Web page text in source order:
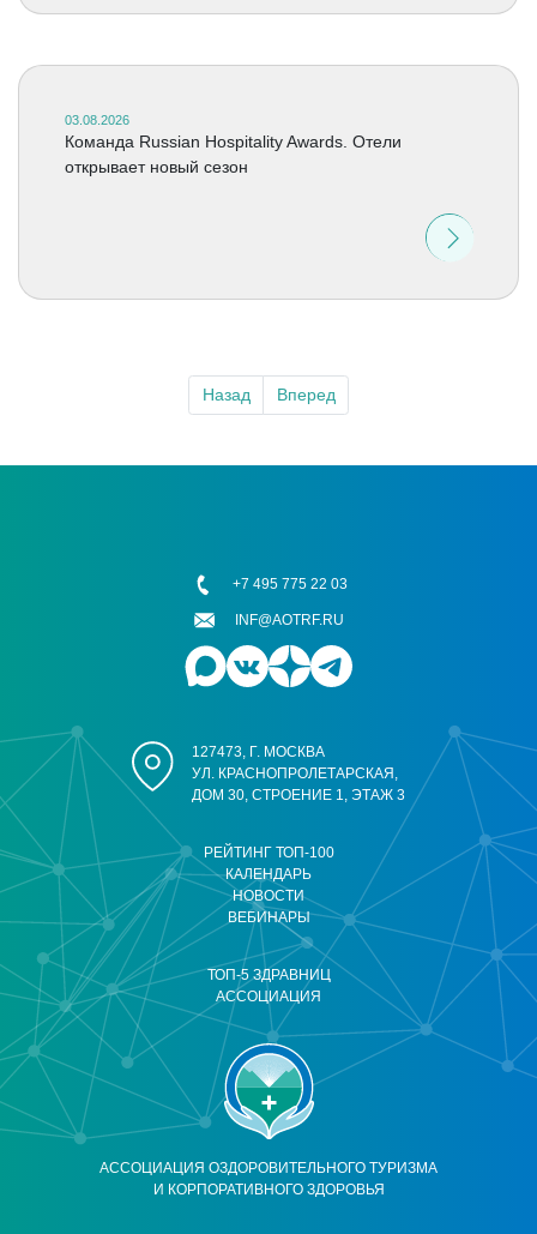
03.08.2026
Команда Russian Hospitality Awards. Отели
открывает новый сезон
Назад Вперед
АССОЦИАЦИЯ ОЗДОРОВИТЕЛЬНОГО ТУРИЗМА
И КОРПОРАТИВНОГО ЗДОРОВЬЯ
РЕЙТИНГ ТОП-100
КАЛЕНДАРЬ
НОВОСТИ
ВЕБИНАРЫ
ТОП-5 ЗДРАВНИЦ
АССОЦИАЦИЯ
127473, Г. МОСКВА
УЛ. КРАСНОПРОЛЕТАРСКАЯ,
ДОМ 30, СТРОЕНИЕ 1, ЭТАЖ 3
+7 495 775 22 03
INF@AOTRF.RU